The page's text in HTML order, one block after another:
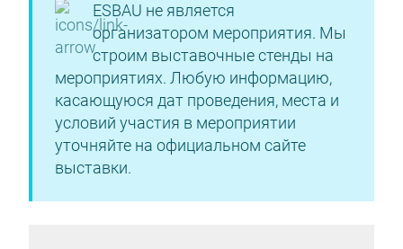
ESBAU не является
организатором мероприятия. Мы
строим выставочные стенды на
мероприятиях. Любую информацию,
касающуюся дат проведения, места и
условий участия в мероприятии
уточняйте на официальном сайте
выставки.